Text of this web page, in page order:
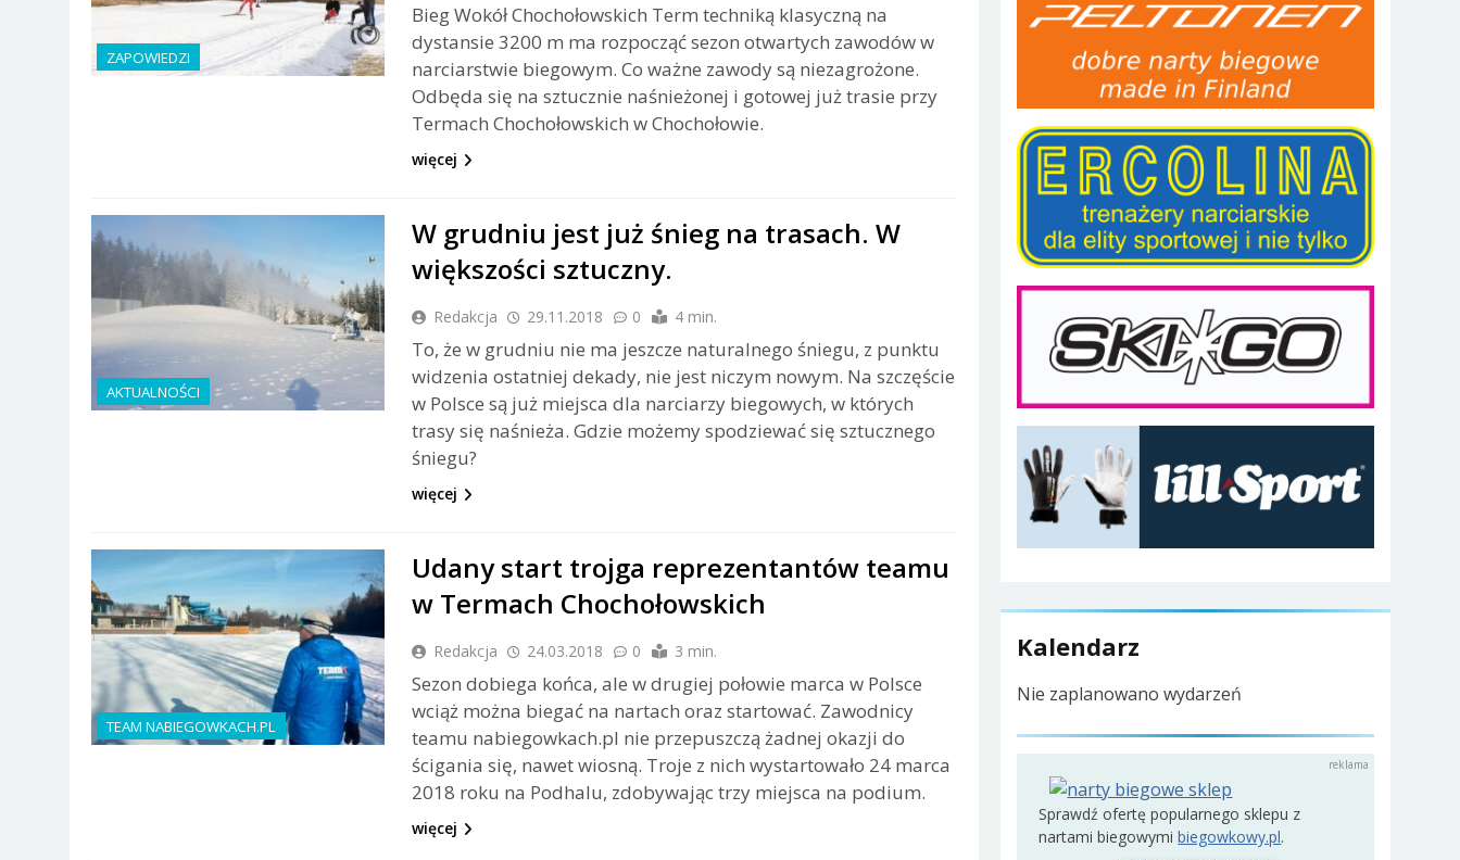
ZAPOWIEDZI
Bieg Wokół Chochołowskich Term techniką klasyczną na
dystansie 3200 m ma rozpocząć sezon otwartych zawodów w
narciarstwie biegowym. Co ważne zawody są niezagrożone.
Odbęda się na sztucznie naśnieżonej i gotowej już trasie przy
Termach Chochołowskich w Chochołowie.
więcej
AKTUALNOŚCI
W grudniu jest już śnieg na trasach. W
większości sztuczny.
Redakcja 29.11.2018 0 4 min.
To, że w grudniu nie ma jeszcze naturalnego śniegu, z punktu
widzenia ostatniej dekady, nie jest niczym nowym. Na szczęście
w Polsce są już miejsca dla narciarzy biegowych, w których
trasy się naśnieża. Gdzie możemy spodziewać się sztucznego
śniegu?
więcej
TEAM NABIEGOWKACH.PL
Udany start trojga reprezentantów teamu
w Termach Chochołowskich
Redakcja 24.03.2018 0 3 min.
Sezon dobiega końca, ale w drugiej połowie marca w Polsce
wciąż można biegać na nartach oraz startować. Zawodnicy
teamu nabiegowkach.pl nie przepuszczą żadnej okazji do
ścigania się, nawet wiosną. Troje z nich wystartowało 24 marca
2018 roku na Podhalu, zdobywając trzy miejsca na podium.
więcej
Kalendarz
Nie zaplanowano wydarzeń
Sprawdź ofertę popularnego sklepu z
nartami biegowymibiegowkowy.pl.